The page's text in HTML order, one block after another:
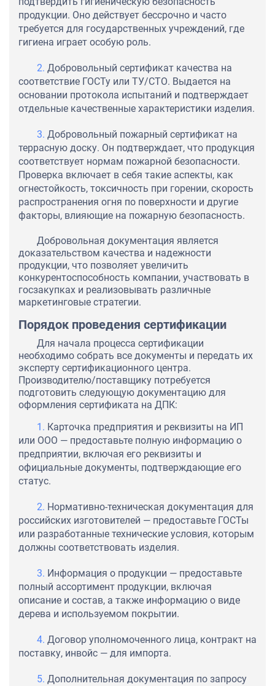
продукции. Оно действует бессрочно и часто
требуется для государственных учреждений, где
гигиена играет особую роль.
Добровольный сертификат качества на
соответствие ГОСТу или ТУ/СТО. Выдается на
основании протокола испытаний и подтверждает
отдельные качественные характеристики изделия.
Добровольный пожарный сертификат на
террасную доску. Он подтверждает, что продукция
соответствует нормам пожарной безопасности.
Проверка включает в себя такие аспекты, как
огнестойкость, токсичность при горении, скорость
распространения огня по поверхности и другие
факторы, влияющие на пожарную безопасность.
Добровольная документация является
доказательством качества и надежности
продукции, что позволяет увеличить
конкурентоспособность компании, участвовать в
госзакупках и реализовывать различные
маркетинговые стратегии.
Порядок проведения сертификации
Для начала процесса сертификации
необходимо собрать все документы и передать их
эксперту сертификационного центра.
Производителю/поставщику потребуется
подготовить следующую документацию для
оформления сертификата на ДПК:
Карточка предприятия и реквизиты на ИП
или ООО — предоставьте полную информацию о
предприятии, включая его реквизиты и
официальные документы, подтверждающие его
статус.
Нормативно-техническая документация для
российских изготовителей — предоставьте ГОСТы
или разработанные технические условия, которым
должны соответствовать изделия.
Информация о продукции — предоставьте
полный ассортимент продукции, включая
описание и состав, а также информацию о виде
дерева и используемом покрытии.
Договор уполномоченного лица, контракт на
поставку, инвойс — для импорта.
Дополнительная документация по запросу